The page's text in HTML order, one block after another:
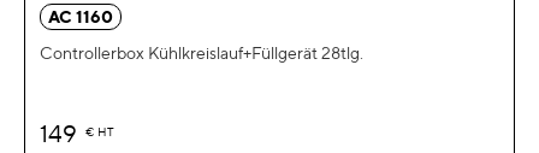
AC 1160
Controllerbox Kühlkreislauf+Füllgerät 28tlg.
149 € HT